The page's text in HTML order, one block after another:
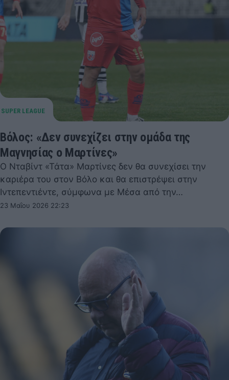
Βόλος: «Δεν συνεχίζει στην ομάδα της
Μαγνησίας ο Μαρτίνες»
Ο Νταβίντ «Τάτα» Μαρτίνες δεν θα συνεχίσει την
καριέρα του στον Βόλο και θα επιστρέψει στην
Ιντεπεντιέντε, σύμφωνα με Μέσα από την…
23 Μαΐου 2026 22:23